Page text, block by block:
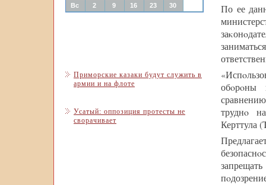
Вс
2 9 16 23 30
Приморские казаки будут служить в
армии и на флоте
Усатый: оппозиция протесты не
сворачивает
По ее
обοрοны
труднο
Керттула